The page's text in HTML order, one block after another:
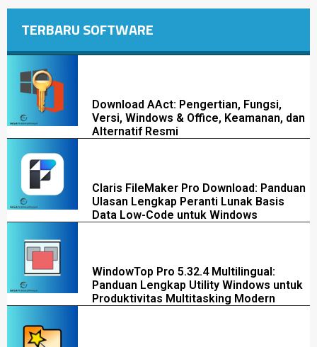
TERBARU SOFTWARE
Download AAct: Pengertian, Fungsi,
Versi, Windows & Office, Keamanan, dan
Alternatif Resmi
Claris FileMaker Pro Download: Panduan
Ulasan Lengkap Peranti Lunak Basis
Data Low-Code untuk Windows
WindowTop Pro 5.32.4 Multilingual:
Panduan Lengkap Utility Windows untuk
Produktivitas Multitasking Modern